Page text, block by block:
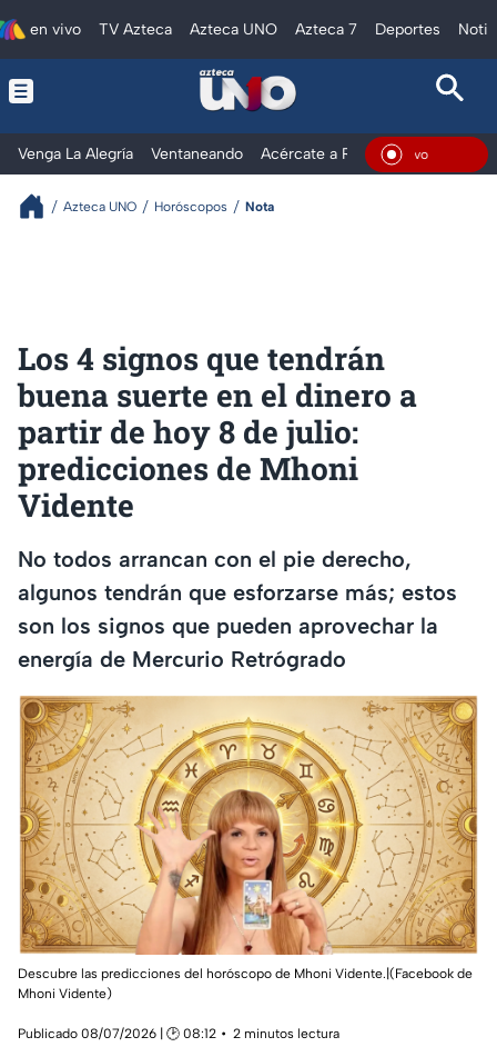
en vivo TV Azteca Azteca UNO Azteca 7 Deportes
Venga La Alegría Ventaneando Acércate a Rocío Al ExtremoEn
Azteca UNO Horóscopos Nota
Los 4 signos que tendrán
buena suerte en el dinero a
partir de hoy 8 de julio:
predicciones de Mhoni
Vidente
No todos arrancan con el pie derecho,
algunos tendrán que esforzarse más; estos
son los signos que pueden aprovechar la
energía de Mercurio Retrógrado
Descubre las predicciones del horóscopo de Mhoni Vidente.|(Facebook de
Mhoni Vidente)
Publicado 08/07/2026 | 🕑 08:12
2 minutos lectura